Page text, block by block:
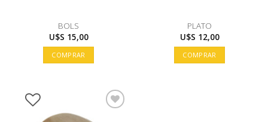
BOLS
U$S 15,00
COMPRAR
PLATO
U$S 12,00
COMPRAR